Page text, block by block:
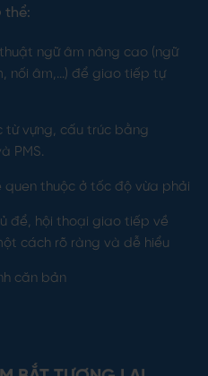
thể:
ngữ âm nâng cao (ngữ
nối âm,...) để giao tiếp tự
từ vựng, cấu trúc bằng
PMS.
quen thuộc ở tốc độ vừa phải
để, hội thoại giao tiếp về
cách rõ ràng và dễ hiểu
căn bản